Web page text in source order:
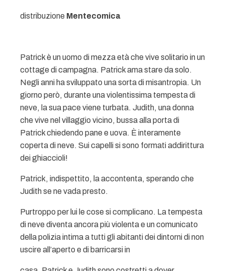
distribuzione Mentecomica
Patrick è un uomo di mezza età che vive solitario in un
cottage di campagna. Patrick ama stare da solo.
Negli anni ha sviluppato una sorta di misantropia. Un
giorno però, durante una violentissima tempesta di
neve, la sua pace viene turbata. Judith, una donna
che vive nel villaggio vicino, bussa alla porta di
Patrick chiedendo pane e uova. È interamente
coperta di neve. Sui capelli si sono formati addirittura
dei ghiaccioli!
Patrick, indispettito, la accontenta, sperando che
Judith se ne vada presto.
Purtroppo per lui le cose si complicano. La tempesta
di neve diventa ancora più violenta e un comunicato
della polizia intima a tutti gli abitanti dei dintorni di non
uscire all’aperto e di barricarsi in